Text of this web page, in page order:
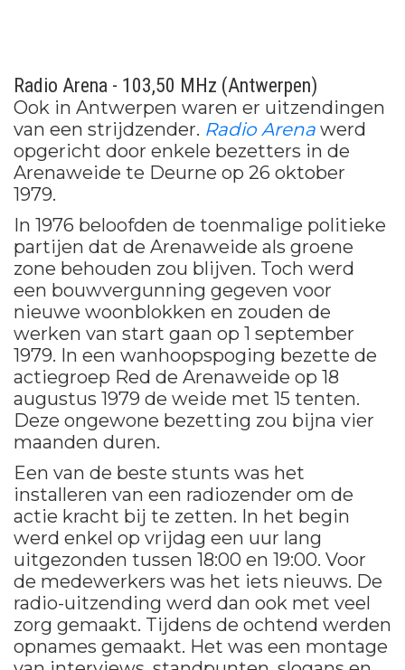
Radio Arena - 103,50 MHz (Antwerpen)
Ook in Antwerpen waren er uitzendingen
van een strijdzender. Radio Arena werd
opgericht door enkele bezetters in de
Arenaweide te Deurne op 26 oktober
1979.
In 1976 beloofden de toenmalige politieke
partijen dat de Arenaweide als groene
zone behouden zou blijven. Toch werd
een bouwvergunning gegeven voor
nieuwe woonblokken en zouden de
werken van start gaan op 1 september
1979. In een wanhoopspoging bezette de
actiegroep Red de Arenaweide op 18
augustus 1979 de weide met 15 tenten.
Deze ongewone bezetting zou bijna vier
maanden duren.
Een van de beste stunts was het
installeren van een radiozender om de
actie kracht bij te zetten. In het begin
werd enkel op vrijdag een uur lang
uitgezonden tussen 18:00 en 19:00. Voor
de medewerkers was het iets nieuws. De
radio-uitzending werd dan ook met veel
zorg gemaakt. Tijdens de ochtend werden
opnames gemaakt. Het was een montage